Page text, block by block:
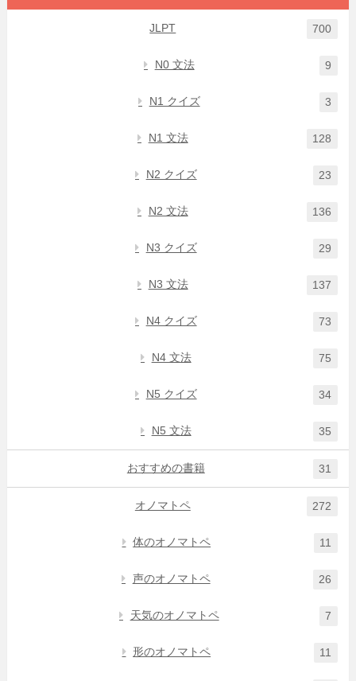
JLPT 700
N0 文法 9
N1 クイズ 3
N1 文法 128
N2 クイズ 23
N2 文法 136
N3 クイズ 29
N3 文法 137
N4 クイズ 73
N4 文法 75
N5 クイズ 34
N5 文法 35
おすすめの書籍 31
オノマトペ 272
体のオノマトペ 11
声のオノマトペ 26
天気のオノマトペ 7
形のオノマトペ 11